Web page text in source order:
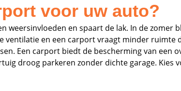
voor uw auto?
weersinvloeden en spaart de lak. In de
en een carport vraagt minder ruimte
Een carport biedt de bescherming van een
droog parkeren zonder dichte garage.